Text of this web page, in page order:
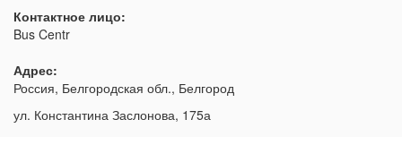
Контактное лицо:
Bus Centr
Адрес:
Россия, Белгородская обл., Белгород
ул. Константина Заслонова, 175а